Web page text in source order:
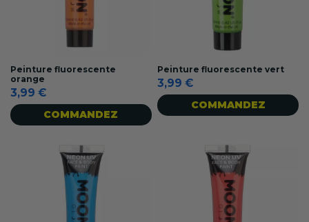
Peinture fluorescente
orange
3,99 €
COMMANDEZ
Peinture fluorescente vert
3,99 €
COMMANDEZ